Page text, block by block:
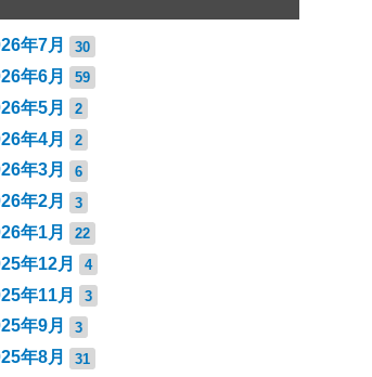
年7月 30
年6月 59
年5月 2
年4月 2
年3月 6
年2月 3
年1月 22
年12月 4
年11月 3
年9月 3
年8月 31